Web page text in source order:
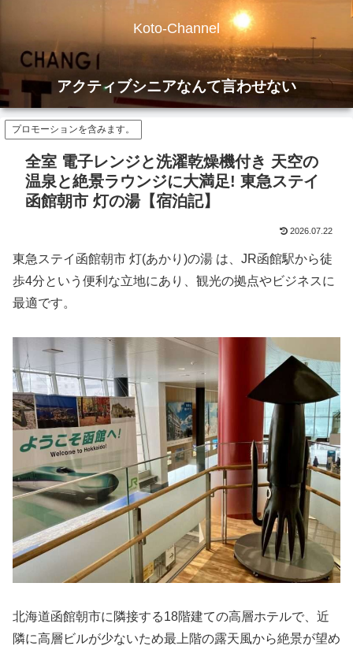
Koto-Channel
アクティブシニアなんて言わせない
プロモーションを含みます。
全室 電子レンジと洗濯乾燥機付き 天空の
温泉と絶景ラウンジに大満足! 東急ステイ
函館朝市 灯の湯【宿泊記】
2026.07.22
東急ステイ函館朝市 灯(あかり)の湯 は、JR函館駅から徒
歩4分という便利な立地にあり、観光の拠点やビジネスに
最適です。
北海道函館朝市に隣接する18階建ての高層ホテルで、近
隣に高層ビルが少ないため最上階の露天風から絶景が望め